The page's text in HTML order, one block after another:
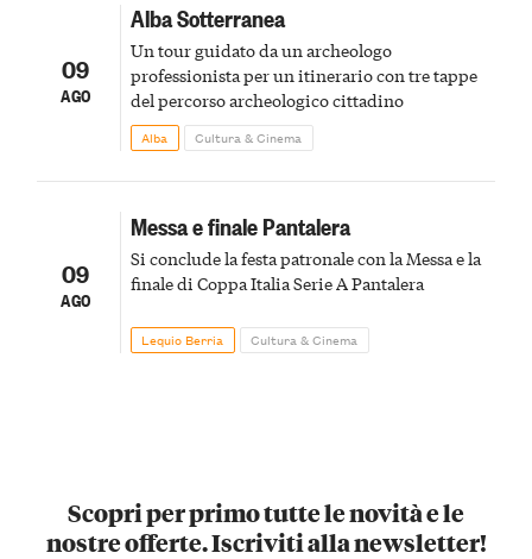
09
AGO
Alba Sotterranea
Un tour guidato da un archeologo
professionista per un itinerario con tre tappe
del percorso archeologico cittadino
Alba Cultura & Cinema
09
AGO
Messa e finale Pantalera
Si conclude la festa patronale con la Messa e la
finale di Coppa Italia Serie A Pantalera
Lequio Berria Cultura & Cinema
Scopri per primo tutte le novità e le
nostre offerte. Iscriviti alla newsletter!